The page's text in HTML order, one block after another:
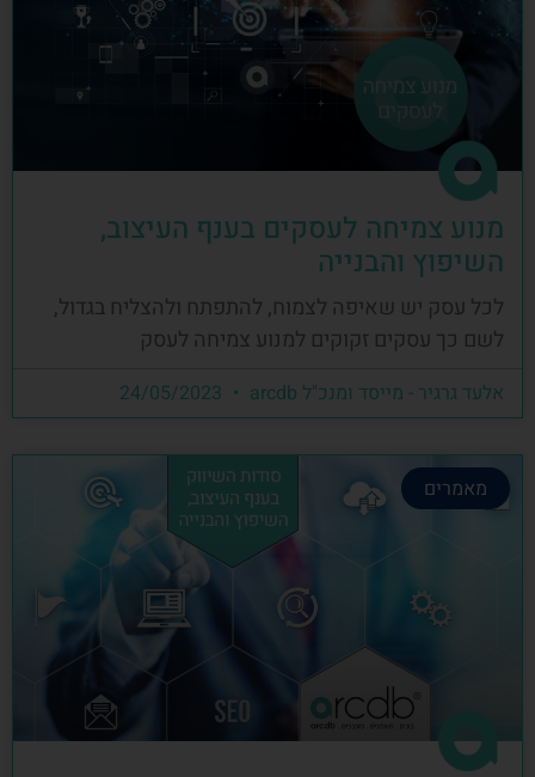
מנוע צמיחה לעסקים בענף העיצוב,
השיפוץ והבנייה
לכל עסק יש שאיפה לצמוח, להתפתח ולהצליח בגדול,
לשם כך עסקים זקוקים למנוע צמיחה לעסק
אלעד גרגיר - מייסד ומנכ"ל arcdb
מאמרים